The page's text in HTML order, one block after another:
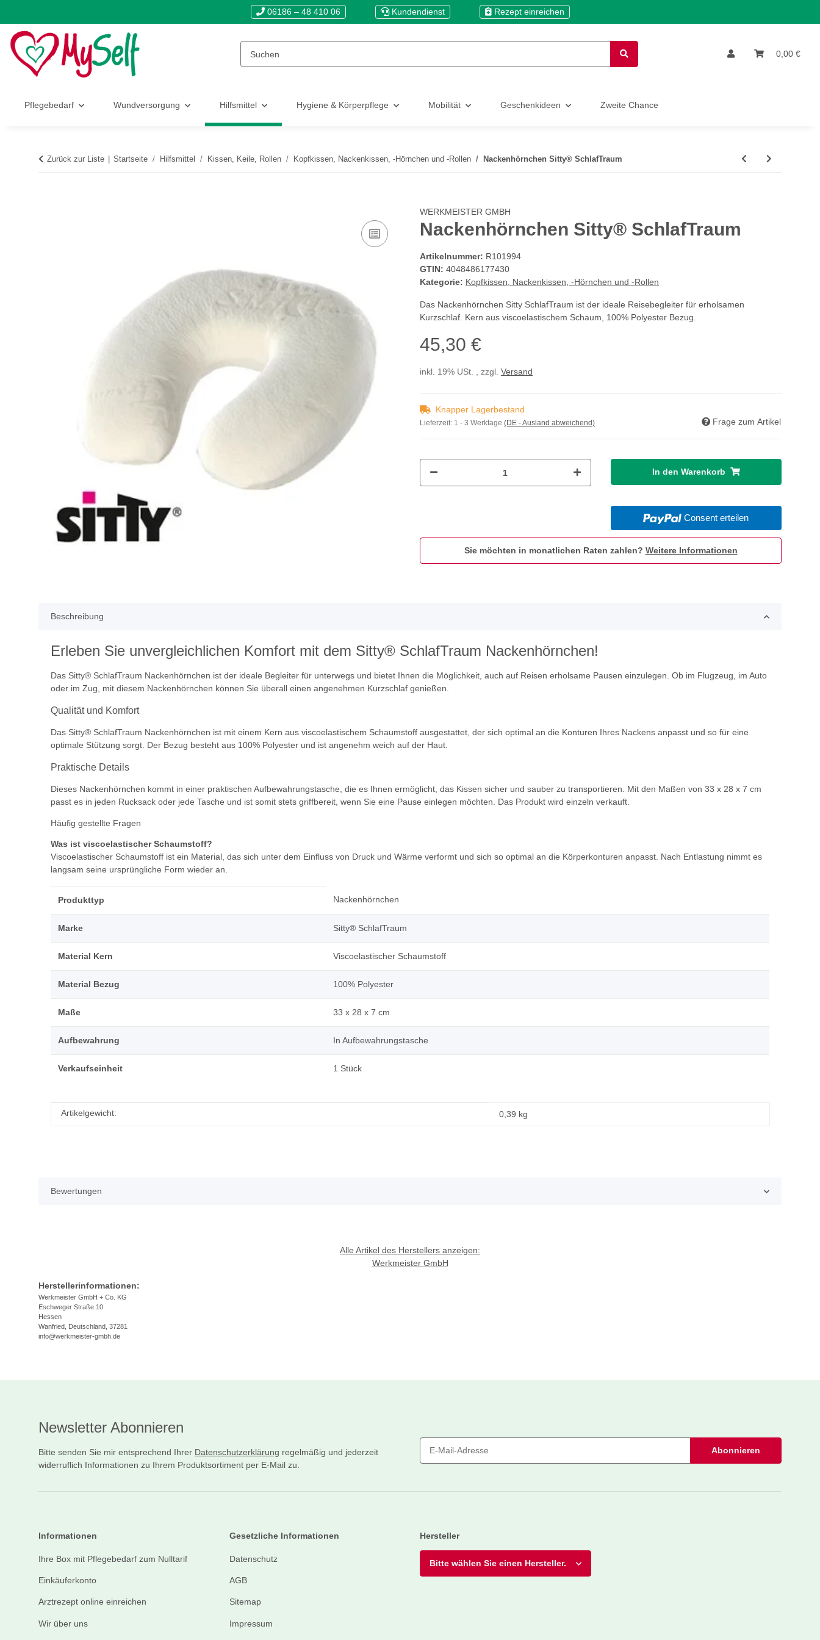
06186 – 48 410 06 Kundendienst Rezept einreichen
0,00 €
Pflegebedarf Wundversorgung Hilfsmittel Hygiene & Körperpflege Mobilität Geschenkideen Zweite Chance
Zurück zur Liste Startseite Hilfsmittel Kissen, Keile, Rollen Kopfkissen, Nackenkissen, -Hörnchen und -Rollen Nackenhörnchen Sitty® SchlafTraum
WERKMEISTER GMBH
Nackenhörnchen Sitty® SchlafTraum
Artikelnummer: R101994
GTIN: 4048486177430
Kategorie: Kopfkissen, Nackenkissen, -Hörnchen und -Rollen
Das Nackenhörnchen Sitty SchlafTraum ist der ideale Reisebegleiter für erholsamen
Kurzschlaf. Kern aus viscoelastischem Schaum, 100% Polyester Bezug.
45,30 €
inkl. 19% USt. , zzgl. Versand
Knapper Lagerbestand
Lieferzeit: 1 - 3 Werktage (DE - Ausland abweichend) Frage zum Artikel
In den Warenkorb
Consent erteilen
Sie möchten in monatlichen Raten zahlen? Weitere Informationen
Beschreibung
Erleben Sie unvergleichlichen Komfort mit dem Sitty® SchlafTraum Nackenhörnchen!
Das Sitty® SchlafTraum Nackenhörnchen ist der ideale Begleiter für unterwegs und bietet Ihnen die Möglichkeit, auch auf Reisen erholsame Pausen einzulegen. Ob im Flugzeug, im Auto
oder im Zug, mit diesem Nackenhörnchen können Sie überall einen angenehmen Kurzschlaf genießen.
Qualität und Komfort
Das Sitty® SchlafTraum Nackenhörnchen ist mit einem Kern aus viscoelastischem Schaumstoff ausgestattet, der sich optimal an die Konturen Ihres Nackens anpasst und so für eine
optimale Stützung sorgt. Der Bezug besteht aus 100% Polyester und ist angenehm weich auf der Haut.
Praktische Details
Dieses Nackenhörnchen kommt in einer praktischen Aufbewahrungstasche, die es Ihnen ermöglicht, das Kissen sicher und sauber zu transportieren. Mit den Maßen von 33 x 28 x 7 cm
passt es in jeden Rucksack oder jede Tasche und ist somit stets griffbereit, wenn Sie eine Pause einlegen möchten. Das Produkt wird einzeln verkauft.
Häufig gestellte Fragen
Was ist viscoelastischer Schaumstoff?
Viscoelastischer Schaumstoff ist ein Material, das sich unter dem Einfluss von Druck und Wärme verformt und sich so optimal an die Körperkonturen anpasst. Nach Entlastung nimmt es
langsam seine ursprüngliche Form wieder an.
Produkttyp Nackenhörnchen
Marke Sitty® SchlafTraum
Material Kern Viscoelastischer Schaumstoff
Material Bezug 100% Polyester
Maße 33 x 28 x 7 cm
Aufbewahrung In Aufbewahrungstasche
Verkaufseinheit 1 Stück
Produkteigenschaft
Wert
Artikelgewicht: 0,39 kg
Bewertungen
Alle Artikel des Herstellers anzeigen:
Werkmeister GmbH
Herstellerinformationen:
Werkmeister GmbH + Co. KG
Eschweger Straße 10
Hessen
Wanfried, Deutschland, 37281
info@werkmeister-gmbh.de
Newsletter Abonnieren
Bitte senden Sie mir entsprechend Ihrer Datenschutzerklärung regelmäßig und jederzeit
widerruflich Informationen zu Ihrem Produktsortiment per E-Mail zu.
Abonnieren
Informationen
Ihre Box mit Pflegebedarf zum Nulltarif
Einkäuferkonto
Arztrezept online einreichen
Wir über uns
Gesetzliche Informationen
Datenschutz
AGB
Sitemap
Impressum
Hersteller
Bitte wählen Sie einen Hersteller.